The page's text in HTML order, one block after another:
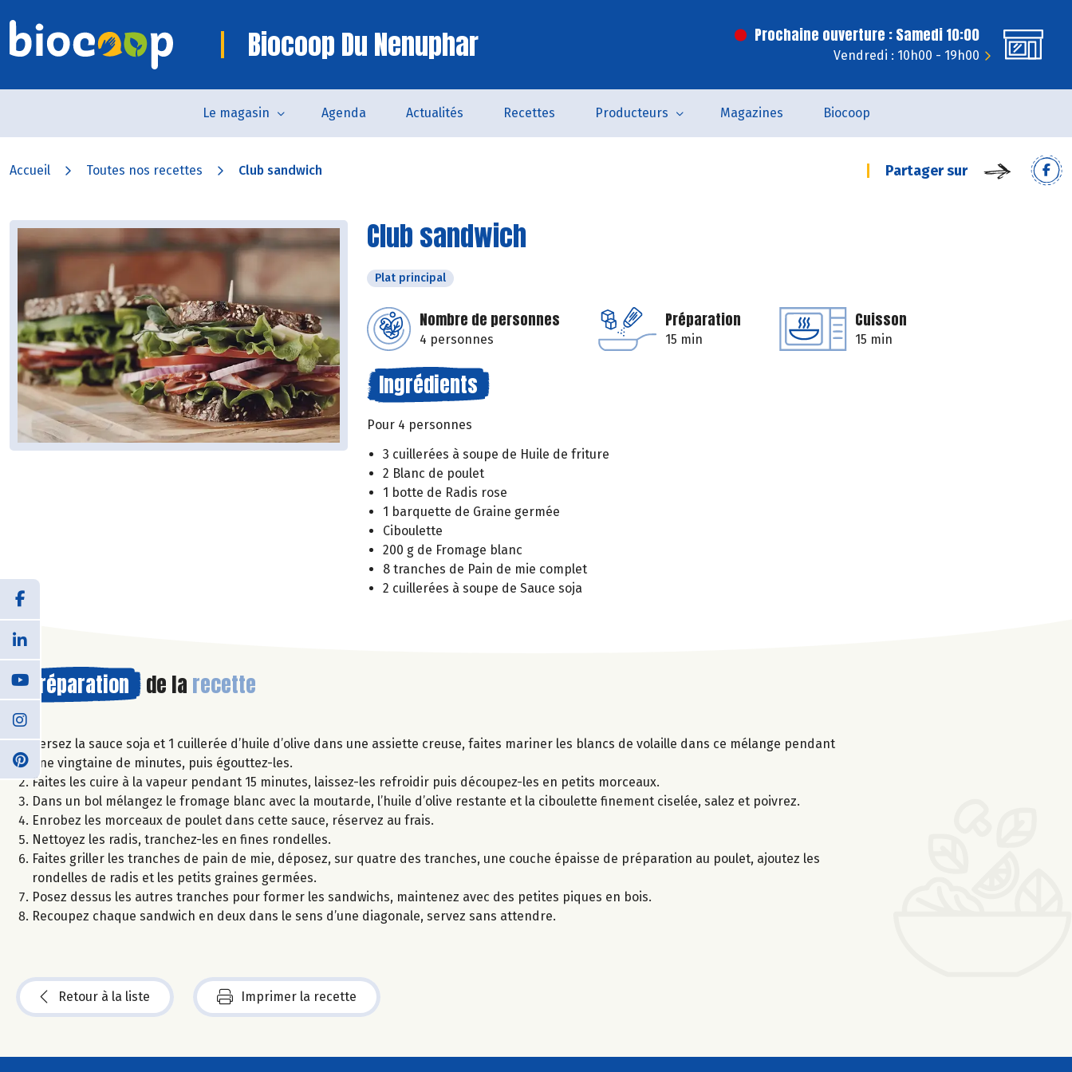
Biocoop Du Nenuphar Prochaine ouverture : Samedi 10:00
Vendredi : 10h00 - 19h00
Le magasin Agenda Actualités Recettes Producteurs Magazines Biocoop
Accueil Toutes nos recettes Club sandwich Partager sur
Club sandwich
Plat principal
Nombre de personnes
4 personnes
Préparation
15 min
Cuisson
15 min
Ingrédients
Pour 4 personnes
3 cuillerées à soupe de Huile de friture
2 Blanc de poulet
1 botte de Radis rose
1 barquette de Graine germée
Ciboulette
200 g de Fromage blanc
8 tranches de Pain de mie complet
2 cuillerées à soupe de Sauce soja
Préparation de la recette
Versez la sauce soja et 1 cuillerée d’huile d’olive dans une assiette creuse, faites mariner les blancs de volaille dans ce mélange pendant
une vingtaine de minutes, puis égouttez-les.
Faites les cuire à la vapeur pendant 15 minutes, laissez-les refroidir puis découpez-les en petits morceaux.
Dans un bol mélangez le fromage blanc avec la moutarde, l’huile d’olive restante et la ciboulette finement ciselée, salez et poivrez.
Enrobez les morceaux de poulet dans cette sauce, réservez au frais.
Nettoyez les radis, tranchez-les en fines rondelles.
Faites griller les tranches de pain de mie, déposez, sur quatre des tranches, une couche épaisse de préparation au poulet, ajoutez les
rondelles de radis et les petits graines germées.
Posez dessus les autres tranches pour former les sandwichs, maintenez avec des petites piques en bois.
Recoupez chaque sandwich en deux dans le sens d’une diagonale, servez sans attendre.
Retour à la liste Imprimer la recette